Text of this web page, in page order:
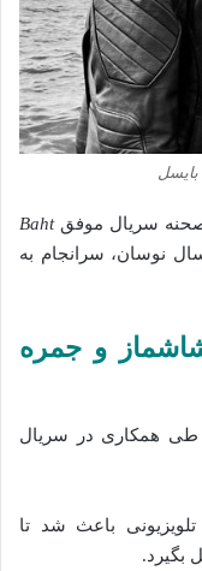
بایسل
صحنه سریال موفقBaht
نوسان، سرانجام به
شاشماز و جمره
باعث شد تا
بگیرد.